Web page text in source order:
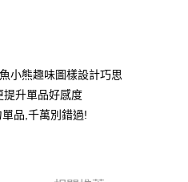
付款」的支付方式。 讓您購物簡單
、不需儲值。
即可結帳。
」後，將跳轉至「AFTEE先享後付」
小熊趣味圖樣設計巧思
提升單品好感度
品,千萬別錯過!